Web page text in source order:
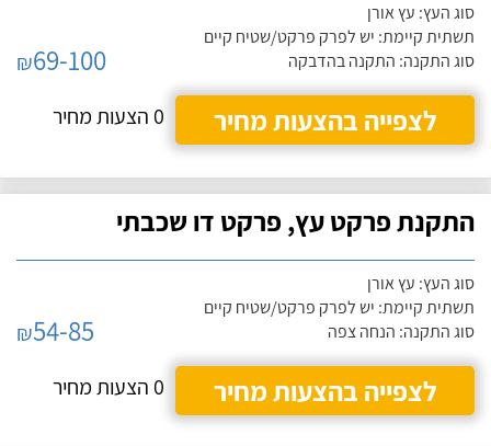
סוג העץ: עץ אורן
תשתית קיימת: יש לפרק פרקט/שטיח קיים
סוג התקנה: התקנה בהדבקה
₪69-100
לצפייה בהצעות מחיר
0 הצעות מחיר
התקנת פרקט עץ, פרקט דו שכבתי
סוג העץ: עץ אורן
תשתית קיימת: יש לפרק פרקט/שטיח קיים
סוג התקנה: הנחה צפה
₪54-85
לצפייה בהצעות מחיר
0 הצעות מחיר